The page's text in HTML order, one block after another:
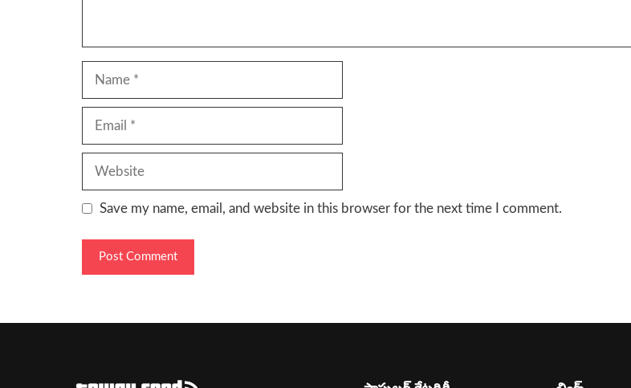
Name
Email
Website
Save my name, email, and website in this browser for the next time I comment.